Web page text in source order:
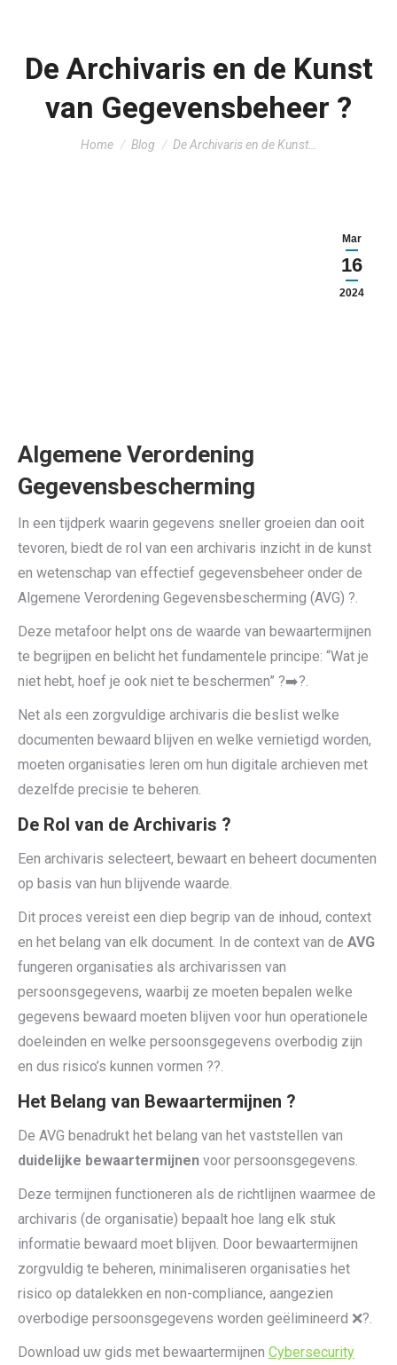
De Archivaris en de Kunst
van Gegevensbeheer ?
You are here:
Home Blog De Archivaris en de Kunst…
Mar
16
2024
Algemene Verordening
Gegevensbescherming
In een tijdperk waarin gegevens sneller groeien dan ooit
tevoren, biedt de rol van een archivaris inzicht in de kunst
en wetenschap van effectief gegevensbeheer onder de
Algemene Verordening Gegevensbescherming (AVG) ?️.
Deze metafoor helpt ons de waarde van bewaartermijnen
te begrijpen en belicht het fundamentele principe: “Wat je
niet hebt, hoef je ook niet te beschermen” ?️➡️?️.
Net als een zorgvuldige archivaris die beslist welke
documenten bewaard blijven en welke vernietigd worden,
moeten organisaties leren om hun digitale archieven met
dezelfde precisie te beheren.
De Rol van de Archivaris ?
Een archivaris selecteert, bewaart en beheert documenten
op basis van hun blijvende waarde.
Dit proces vereist een diep begrip van de inhoud, context
en het belang van elk document. In de context van de AVG
fungeren organisaties als archivarissen van
persoonsgegevens, waarbij ze moeten bepalen welke
gegevens bewaard moeten blijven voor hun operationele
doeleinden en welke persoonsgegevens overbodig zijn
en dus risico’s kunnen vormen ??.
Het Belang van Bewaartermijnen ?️
De AVG benadrukt het belang van het vaststellen van
duidelijke bewaartermijnen voor persoonsgegevens.
Deze termijnen functioneren als de richtlijnen waarmee de
archivaris (de organisatie) bepaalt hoe lang elk stuk
informatie bewaard moet blijven. Door bewaartermijnen
zorgvuldig te beheren, minimaliseren organisaties het
risico op datalekken en non-compliance, aangezien
overbodige persoonsgegevens worden geëlimineerd ❌?.
Download uw gids met bewaartermijnen Cybersecurity